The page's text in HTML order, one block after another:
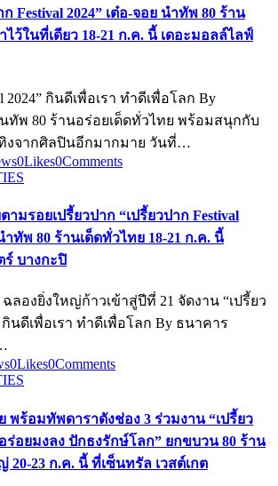
Festival 2024” เต๋อ-จอย นำทัพ 80 ร้าน
ว้ในที่เดียว 18-21 ก.ค. นี้ เดอะมอลล์ไลฟ์
2024” กินดีเพื่อเรา ทำดีเพื่อโลก By
พ 80 ร้านอร่อยเด็ดทั่วไทย พร้อมสนุกกับ
งจากศิลปินอีกมากมาย วันที่…
0Likes0Comments
มรอยเปรี้ยวปาก “เปรี้ยวปาก Festival
ำทัพ 80 ร้านเด็ดทั่วไทย 18-21 ก.ค. นี้
บางกะปิ
ลองยิ่งใหญ่ก้าวเข้าสู่ปีที่ 21 จัดงาน “เปรี้ยว
กินดีเพื่อเรา ทำดีเพื่อโลก By ธนาคาร
0Likes0Comments
พร้อมทัพดาราดังช่อง 3 ร่วมงาน “เปรี้ยว
อร่อยมงลง ปักธงรักษ์โลก” ยกขบวน 80 ร้าน
20-23 ก.ค. นี้ ที่เซ็นทรัล เวสต์เกต